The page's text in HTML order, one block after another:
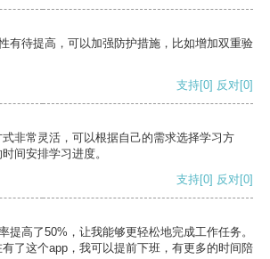
有待提高，可以加强防护措施，比如增加双重验
支持[0] 反对[0]
非常灵活，可以根据自己的需求选择学习方
间安排学习进度。
支持[0] 反对[0]
提高了50%，让我能够更轻松地完成工作任务。
了这个app，我可以提前下班，有更多的时间陪